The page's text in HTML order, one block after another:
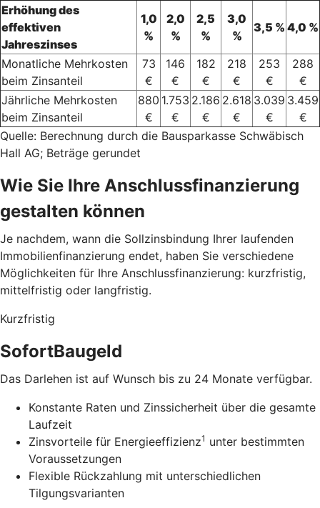
Erhöhung des
effektiven
Jahreszinses
1,0
%
2,0
%
2,5
%
3,0
%
3,5 % 4,0 %
Monatliche Mehrkosten
beim Zinsanteil
73
€
146
€
182
€
218
€
253
€
288
€
Jährliche Mehrkosten
beim Zinsanteil
880
€
1.753
€
2.186
€
2.618
€
3.039
€
3.459
€
Quelle: Berechnung durch die Bausparkasse Schwäbisch
Hall AG; Beträge gerundet
Wie Sie Ihre Anschlussfinanzierung
gestalten können
Je nachdem, wann die Sollzinsbindung Ihrer laufenden
Immobilienfinanzierung endet, haben Sie verschiedene
Möglichkeiten für Ihre Anschlussfinanzierung: kurzfristig,
mittelfristig oder langfristig.
Kurzfristig
SofortBaugeld
Das Darlehen ist auf Wunsch bis zu 24 Monate verfügbar.
Konstante Raten und Zinssicherheit über die gesamte
Laufzeit
Zinsvorteile für Energieeffizienz1 unter bestimmten
Voraussetzungen
Flexible Rückzahlung mit unterschiedlichen
Tilgungsvarianten